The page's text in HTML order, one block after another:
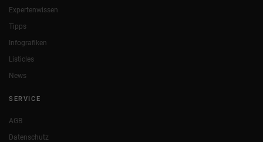
Expertenwissen
Tipps
Infografiken
Listicles
News
SERVICE
AGB
Datenschutz